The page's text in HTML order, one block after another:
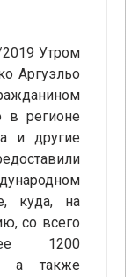
Утром
Аргуэльо
в регионе
и другие
куда, на
со всего
1200
а также